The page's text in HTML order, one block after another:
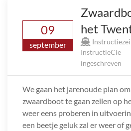
09
september
het
InstructieCie
ingeschreven
We gaan het jarenoude plan
zwaardboot te gaan zeilen op
weer eens proberen in
een beetje geluk zal er weer of